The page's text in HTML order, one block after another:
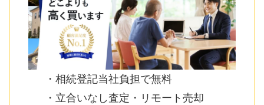
・相続登記当社負担で無料
・立合いなし査定・リモート売却